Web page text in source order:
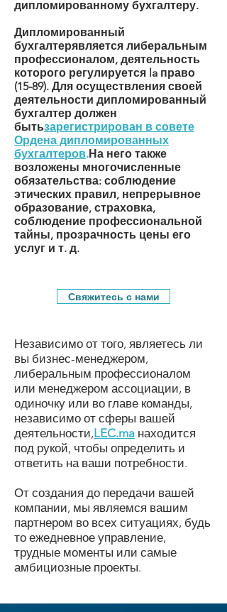
дипломированному бухгалтеру.
Дипломированный
бухгалтерявляется либеральным
профессионалом, деятельность
которого регулируется la право
(15-89). Для осуществления своей
деятельности дипломированный
бухгалтер должен
бытьзарегистрирован в совете
Ордена дипломированных
бухгалтеров.На него также
возложены многочисленные
обязательства: соблюдение
этических правил, непрерывное
образование, страховка,
соблюдение профессиональной
тайны, прозрачность цены его
услуг и т. д.
Свяжитесь с нами
Независимо от того, являетесь ли
вы бизнес-менеджером,
либеральным профессионалом
или менеджером ассоциации, в
одиночку или во главе команды,
независимо от сферы вашей
деятельности,LEC.ma находится
под рукой, чтобы определить и
ответить на ваши потребности.
От создания до передачи вашей
компании, мы являемся вашим
партнером во всех ситуациях, будь
то ежедневное управление,
трудные моменты или самые
амбициозные проекты.